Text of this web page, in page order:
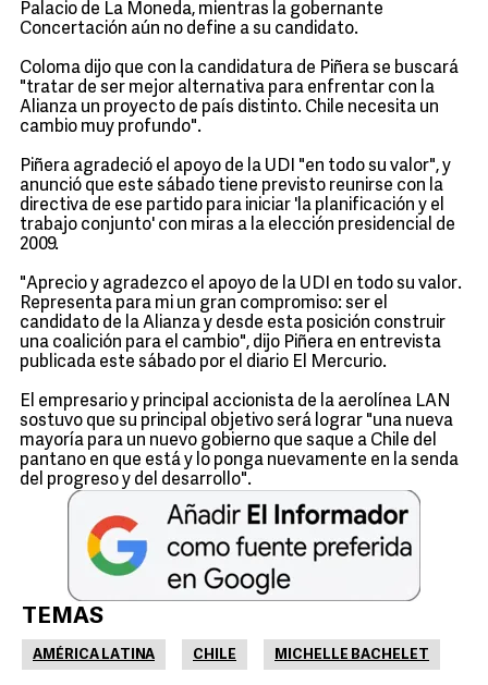
Palacio de La Moneda, mientras la gobernante
Concertación aún no define a su candidato.
Coloma dijo que con la candidatura de Piñera se buscará
"tratar de ser mejor alternativa para enfrentar con la
Alianza un proyecto de país distinto. Chile necesita un
cambio muy profundo".
Piñera agradeció el apoyo de la UDI "en todo su valor", y
anunció que este sábado tiene previsto reunirse con la
directiva de ese partido para iniciar 'la planificación y el
trabajo conjunto' con miras a la elección presidencial de
2009.
"Aprecio y agradezco el apoyo de la UDI en todo su valor.
Representa para mi un gran compromiso: ser el
candidato de la Alianza y desde esta posición construir
una coalición para el cambio", dijo Piñera en entrevista
publicada este sábado por el diario El Mercurio.
El empresario y principal accionista de la aerolínea LAN
sostuvo que su principal objetivo será lograr "una nueva
mayoría para un nuevo gobierno que saque a Chile del
pantano en que está y lo ponga nuevamente en la senda
del progreso y del desarrollo".
TEMAS
AMÉRICA LATINA CHILE MICHELLE BACHELET